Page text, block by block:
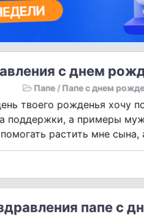
с днем
Папе/ Папе с днем
твоего рожденья хочу
поддержки, а примеры
растить мне сына,
папе с